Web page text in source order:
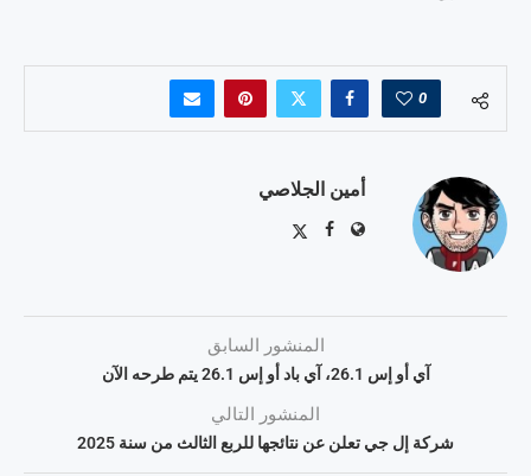
0
أمين الجلاصي
المنشور السابق
آي أو إس 26.1، آي باد أو إس 26.1 يتم طرحه الآن
المنشور التالي
شركة إل جي تعلن عن نتائجها للربع الثالث من سنة 2025